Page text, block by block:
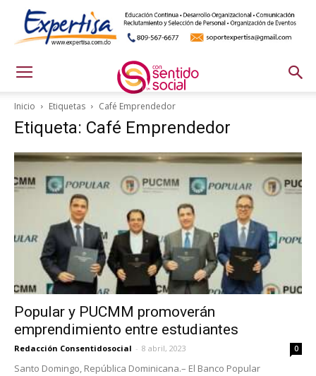
Inicio Etiquetas Café Emprendedor
Etiqueta: Café Emprendedor
Popular y PUCMM promoverán
emprendimiento entre estudiantes
Redacción Consentidosocial - 8 abril, 2023 0
Santo Domingo, República Dominicana.– El Banco Popular